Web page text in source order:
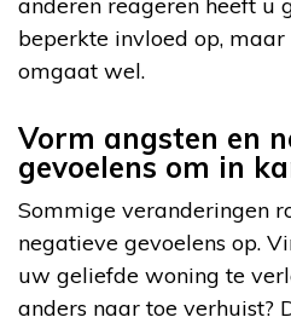
beperkte invloed op,
omgaat wel.
Vorm angsten en
gevoelens om in
Sommige veranderingen
negatieve gevoelens op.
uw geliefde woning te
anders naar toe verhuist?